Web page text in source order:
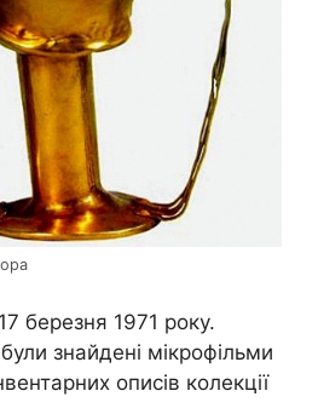
березня 1971 року.
знайдені мікрофільми
описів колекції